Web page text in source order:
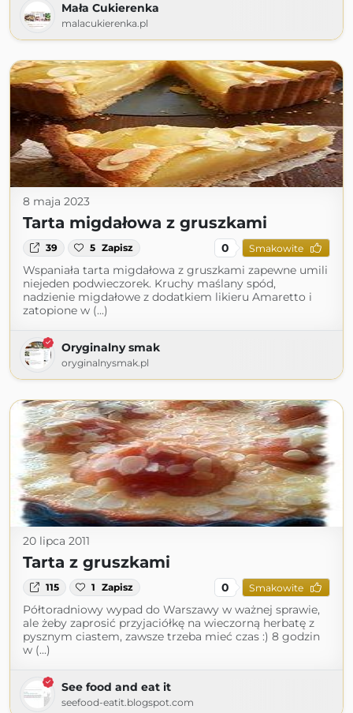
Mała Cukierenka
malacukierenka.pl
8 maja 2023
Tarta migdałowa z gruszkami
39 5 Zapisz 0 Smakowite
Wspaniała tarta migdałowa z gruszkami zapewne umili
niejeden podwieczorek. Kruchy maślany spód,
nadzienie migdałowe z dodatkiem likieru Amaretto i
zatopione w (...)
Oryginalny smak
oryginalnysmak.pl
20 lipca 2011
Tarta z gruszkami
115 1 Zapisz 0 Smakowite
Półtoradniowy wypad do Warszawy w ważnej sprawie,
ale żeby zaprosić przyjaciółkę na wieczorną herbatę z
pysznym ciastem, zawsze trzeba mieć czas :) 8 godzin
w (...)
See food and eat it
seefood-eatit.blogspot.com